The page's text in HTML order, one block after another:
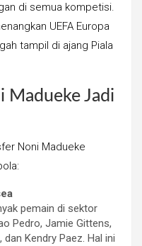
di semua kompetisi.
UEFA Europa
tampil di ajang Piala
Madueke Jadi
Noni Madueke
pemain di sektor
Pedro, Jamie Gittens,
, dan Kendry Paez. Hal ini